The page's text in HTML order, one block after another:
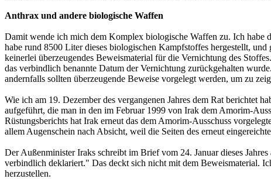
Anthrax und andere biologische Waffen
Damit wende ich mich dem Komplex biologische Waffen zu. Ich habe
habe rund 8500 Liter dieses biologischen Kampfstoffes hergestellt,
keinerlei überzeugendes Beweismaterial für die Vernichtung des
das verbindlich benannte Datum der Vernichtung zurückgehalten
andernfalls sollten überzeugende Beweise vorgelegt werden, um zu
Wie ich am 19. Dezember des vergangenen Jahres dem Rat
aufgeführt, die man in den im Februar 1999 von Irak dem Amorim-
Rüstungsberichts hat Irak erneut das dem Amorim-Ausschuss
allem Augenschein nach Absicht, weil die Seiten des erneut
Der Außenminister Iraks schreibt im Brief vom 24. Januar dieses
verbindlich deklariert." Das deckt sich nicht mit dem Beweismaterial.
herzustellen.